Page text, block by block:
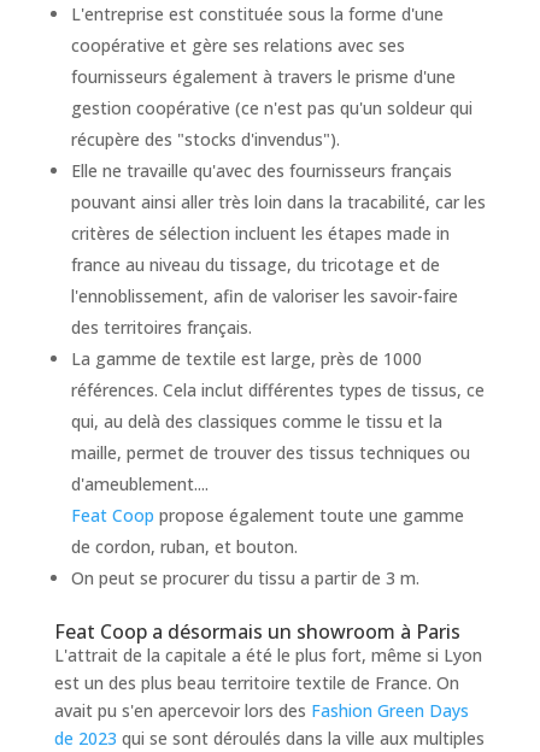
L'entreprise est constituée sous la forme d'une
coopérative et gère ses relations avec ses
fournisseurs également à travers le prisme d'une
gestion coopérative (ce n'est pas qu'un soldeur qui
récupère des "stocks d'invendus").
Elle ne travaille qu'avec des fournisseurs français
pouvant ainsi aller très loin dans la tracabilité, car les
critères de sélection incluent les étapes made in
france au niveau du tissage, du tricotage et de
l'ennoblissement, afin de valoriser les savoir-faire
des territoires français.
La gamme de textile est large, près de 1000
références. Cela inclut différentes types de tissus, ce
qui, au delà des classiques comme le tissu et la
maille, permet de trouver des tissus techniques ou
d'ameublement....
Feat Coop propose également toute une gamme
de cordon, ruban, et bouton.
On peut se procurer du tissu a partir de 3 m.
Feat Coop a désormais un showroom à Paris
L'attrait de la capitale a été le plus fort, même si Lyon
est un des plus beau territoire textile de France. On
avait pu s'en apercevoir lors des Fashion Green Days
de 2023 qui se sont déroulés dans la ville aux multiples